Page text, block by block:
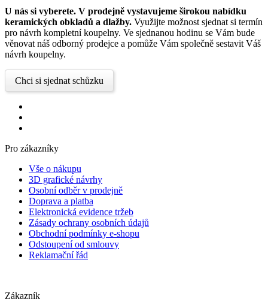
U nás si vyberete. V prodejně vystavujeme širokou nabídku
keramických obkladů a dlažby. Využijte možnost sjednat si termín
pro návrh kompletní koupelny. Ve sjednanou hodinu se Vám bude
věnovat náš odborný prodejce a pomůže Vám společně sestavit Váš
návrh koupelny.
Chci si sjednat schůzku
Pro zákazníky
Vše o nákupu
3D grafické návrhy
Osobní odběr v prodejně
Doprava a platba
Elektronická evidence tržeb
Zásady ochrany osobních údajů
Obchodní podmínky e-shopu
Odstoupení od smlouvy
Reklamační řád
Zákazník